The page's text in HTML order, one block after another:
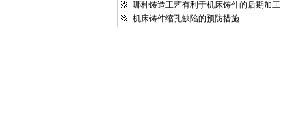
哪种铸造工艺有利于机床铸件的后期加工
机床铸件缩孔缺陷的预防措施